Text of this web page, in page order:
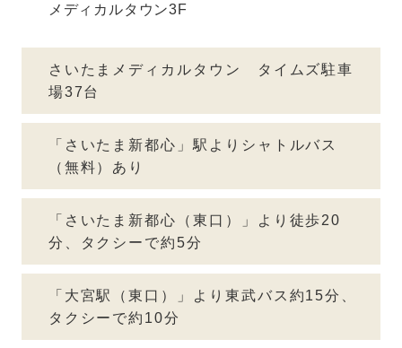
メディカルタウン3F
さいたまメディカルタウン タイムズ駐車
場37台
「さいたま新都心」駅よりシャトルバス
（無料）あり
「さいたま新都心（東口）」より徒歩20
分、タクシーで約5分
「大宮駅（東口）」より東武バス約15分、
タクシーで約10分